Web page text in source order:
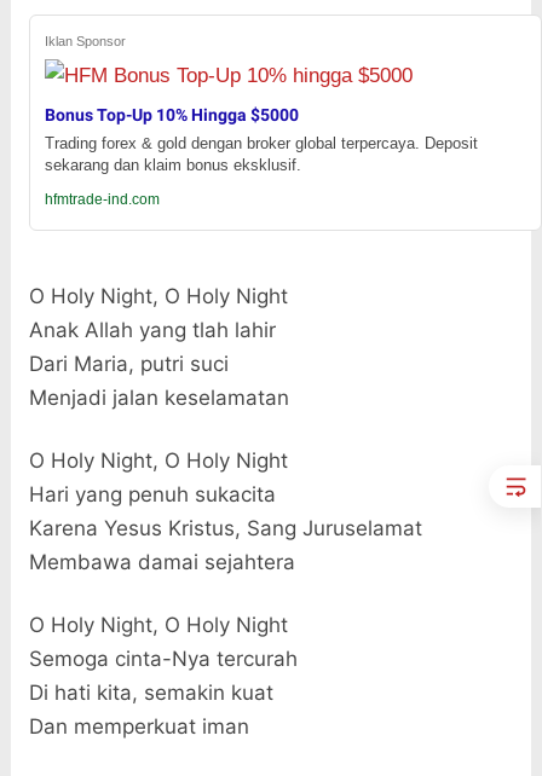
Iklan Sponsor
Bonus Top-Up 10% Hingga $5000
Trading forex & gold dengan broker global terpercaya. Deposit
sekarang dan klaim bonus eksklusif.
hfmtrade-ind.com
O Holy Night, O Holy Night
Anak Allah yang tlah lahir
Dari Maria, putri suci
Menjadi jalan keselamatan
O Holy Night, O Holy Night
Hari yang penuh sukacita
Karena Yesus Kristus, Sang Juruselamat
Membawa damai sejahtera
O Holy Night, O Holy Night
Semoga cinta-Nya tercurah
Di hati kita, semakin kuat
Dan memperkuat iman